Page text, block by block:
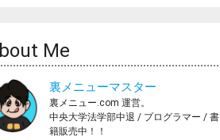
Me
裏メニューマスター
裏メニュー.com 運営。
中央大学法学部中退 / プログラマー / 書
籍販売中！！